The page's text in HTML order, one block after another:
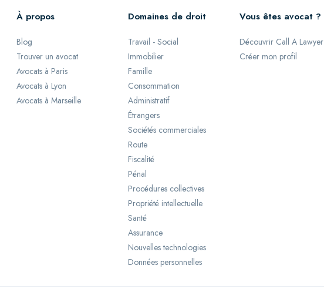
À propos
Blog
Trouver un avocat
Avocats à Paris
Avocats à Lyon
Avocats à Marseille
Domaines de droit
Travail - Social
Immobilier
Famille
Consommation
Administratif
Étrangers
Sociétés commerciales
Route
Fiscalité
Pénal
Procédures collectives
Propriété intellectuelle
Santé
Assurance
Nouvelles technologies
Données personnelles
Vous êtes avocat ?
Découvrir Call A Lawyer
Créer mon profil